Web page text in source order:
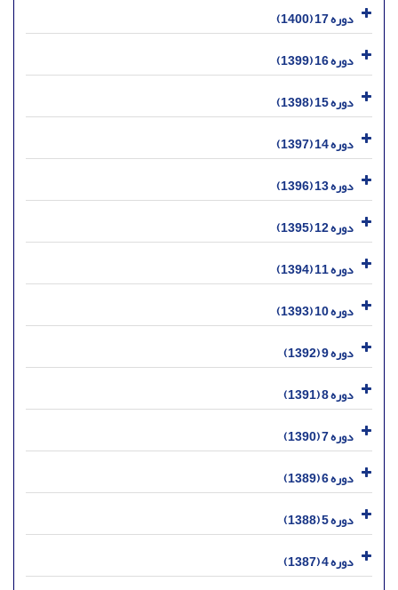
دوره 17 (1400)
دوره 16 (1399)
دوره 15 (1398)
دوره 14 (1397)
دوره 13 (1396)
دوره 12 (1395)
دوره 11 (1394)
دوره 10 (1393)
دوره 9 (1392)
دوره 8 (1391)
دوره 7 (1390)
دوره 6 (1389)
دوره 5 (1388)
دوره 4 (1387)